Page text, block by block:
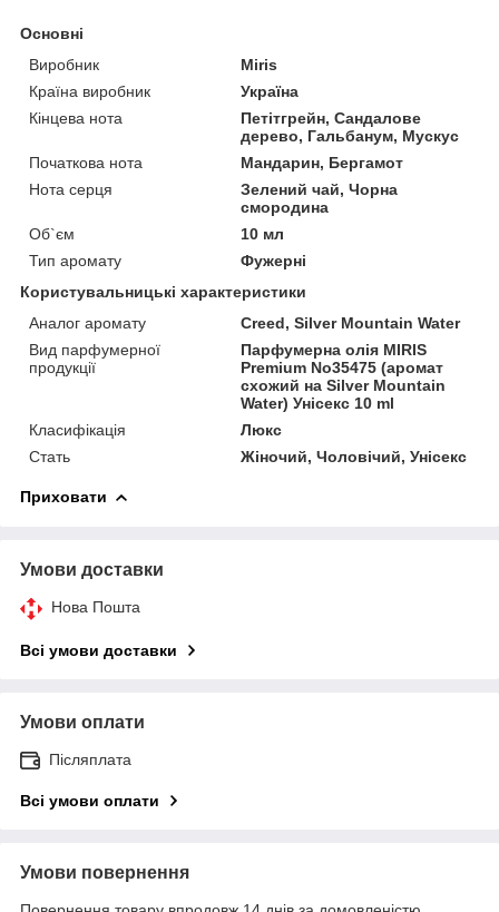
Основні
Виробник
Miris
Країна виробник
Україна
Кінцева нота
Петітгрейн, Сандалове
дерево, Гальбанум, Мускус
Початкова нота
Мандарин, Бергамот
Нота серця
Зелений чай, Чорна
смородина
Об`єм
10 мл
Тип аромату
Фужерні
Користувальницькі характеристики
Аналог аромату
Creed, Silver Mountain Water
Вид парфумерної
продукції
Парфумерна олія MIRIS
Premium No35475 (аромат
схожий на Silver Mountain
Water) Унісекс 10 ml
Класифікація
Люкс
Стать
Жіночий, Чоловічий, Унісекс
Приховати
Умови доставки
Нова Пошта
Всі умови доставки
Умови оплати
Післяплата
Всі умови оплати
Умови повернення